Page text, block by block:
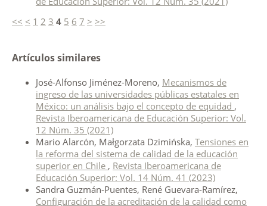
<< < 1 2 3 4 5 6 7 > >>
Artículos similares
José-Alfonso Jiménez-Moreno, Mecanismos de
ingreso de las universidades públicas estatales en
México: un análisis bajo el concepto de equidad ,
Revista Iberoamericana de Educación Superior: Vol.
12 Núm. 35 (2021)
Mario Alarcón, Małgorzata Dzimińska, Tensiones en
la reforma del sistema de calidad de la educación
superior en Chile , Revista Iberoamericana de
Educación Superior: Vol. 14 Núm. 41 (2023)
Sandra Guzmán-Puentes, René Guevara-Ramírez,
Configuración de la acreditación de la calidad como